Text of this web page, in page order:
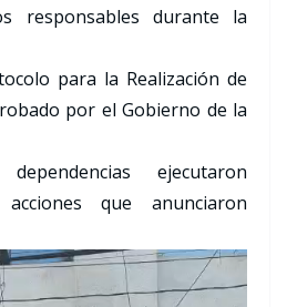
responsables durante la
para la Realización de
por el Gobierno de la
ejecutaron
que anunciaron